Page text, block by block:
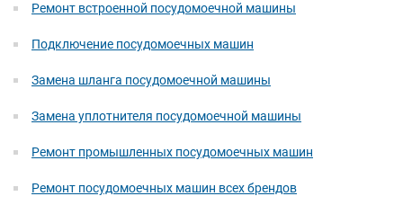
Ремонт встроенной посудомоечной машины
Подключение посудомоечных машин
Замена шланга посудомоечной машины
Замена уплотнителя посудомоечной машины
Ремонт промышленных посудомоечных машин
Ремонт посудомоечных машин всех брендов